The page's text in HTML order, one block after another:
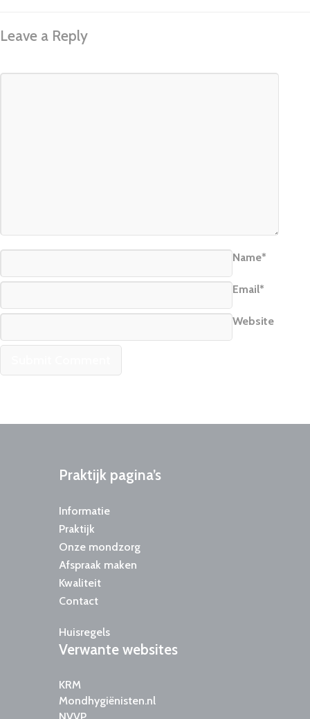
Leave a Reply
Name*
Email*
Website
Praktijkpagina’s
Informatie
Praktijk
Onze mondzorg
Afspraak maken
Kwaliteit
Contact
Huisregels
Verwantewebsites
KRM
Mondhygiënisten.nl